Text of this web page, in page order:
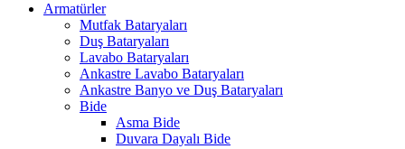
Armatürler
Mutfak Bataryaları
Duş Bataryaları
Lavabo Bataryaları
Ankastre Lavabo Bataryaları
Ankastre Banyo ve Duş Bataryaları
Bide
Asma Bide
Duvara Dayalı Bide